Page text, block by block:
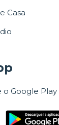
Casa
o Google Play